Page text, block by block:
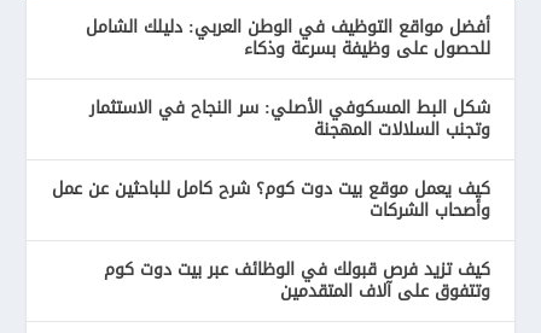
أفضل مواقع التوظيف في الوطن العربي: دليلك الشامل
للحصول على وظيفة بسرعة وذكاء
شكل البط المسكوفي الأصلي: سر النجاح في الاستثمار
وتجنب السلالات المهجنة
كيف يعمل موقع بيت دوت كوم؟ شرح كامل للباحثين عن عمل
وأصحاب الشركات
كيف تزيد فرص قبولك في الوظائف عبر بيت دوت كوم
وتتفوق على آلاف المتقدمين